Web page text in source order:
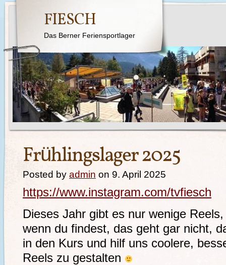
FIESCH
Das Berner Feriensportlager
Frühlingslager 2025
Posted by admin on 9. April 2025
https://www.instagram.com/tvfiesch
Dieses Jahr gibt es nur wenige
wenn du findest, das geht gar nicht,
in den Kurs und hilf uns coolere,
Reels zu gestalten